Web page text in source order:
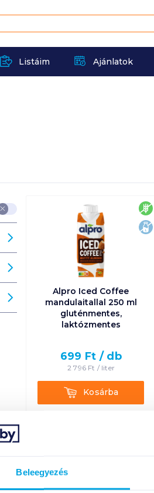
Beleegyezés
Listáim Ajánlatok
Alpro Iced Coffee
mandulaitallal 250 ml
gluténmentes,
laktózmentes
699 Ft / db
2 796Ft / liter
KosárbaKosárba